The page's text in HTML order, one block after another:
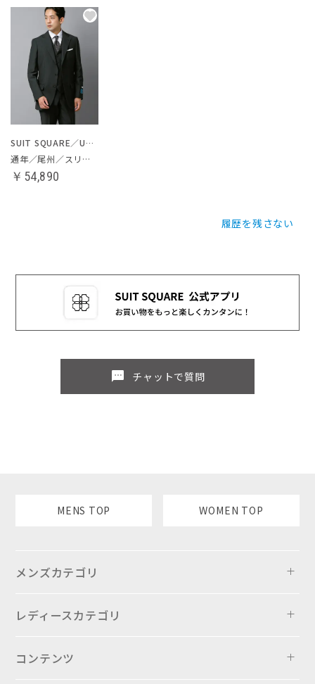
SUIT SQUARE／UNIVERSAL LANGUAGE
通年／尾州／スリーピーススーツ
￥54,890
履歴を残さない
sms チャットで質問
MENS TOP WOMEN TOP
メンズカテゴリ
レディースカテゴリ
コンテンツ